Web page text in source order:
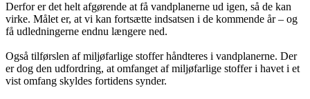
Derfor er det helt afgørende at få vandplanerne ud igen, så de kan
virke. Målet er, at vi kan fortsætte indsatsen i de kommende år – og
få udledningerne endnu længere ned.
Også tilførslen af miljøfarlige stoffer håndteres i vandplanerne. Der
er dog den udfordring, at omfanget af miljøfarlige stoffer i havet i et
vist omfang skyldes fortidens synder.